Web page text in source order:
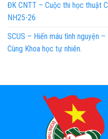
ĐK CNTT – Cuộc thi học thuật
NH25-26
SCUS – Hiến máu tình nguyện
Cùng Khoa học tự nhiên.